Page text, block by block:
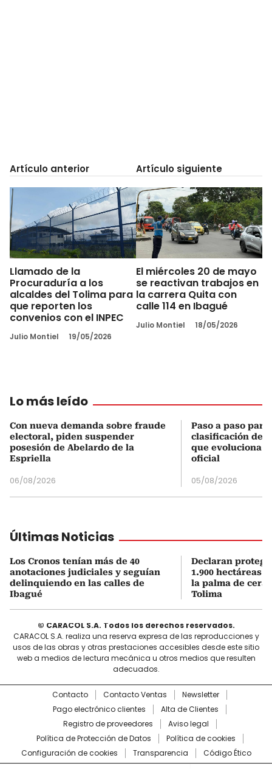
Artículo anterior
Llamado de la
Procuraduría a los
alcaldes del Tolima para
que reporten los
convenios con el INPEC
Julio Montiel 19/05/2026
Artículo siguiente
El miércoles 20 de mayo
se reactivan trabajos en
la carrera Quita con
calle 114 en Ibagué
Julio Montiel 18/05/2026
Lo más leído
Con nueva demanda sobre fraude
electoral, piden suspender
posesión de Abelardo de la
Espriella
06/08/2026
Paso a paso
clasificación del
que evoluciona
oficial
05/08/2026
Últimas Noticias
Los Cronos tenían más de 40
anotaciones judiciales y seguían
delinquiendo en las calles de
Ibagué
Declaran
1.900 hectáreas
la palma de cera
Tolima
© CARACOL S.A. Todos los derechos reservados.
CARACOL S.A. realiza una reserva expresa de las reproducciones y
usos de las obras y otras prestaciones accesibles desde este sitio
web a medios de lectura mecánica u otros medios que resulten
adecuados.
Contacto Contacto Ventas
Newsletter
Pago electrónico clientes
Alta de Clientes
Registro de proveedores
Aviso legal
Política de Protección de Datos
Política de cookies
Configuración de cookies
Transparencia Código Ético